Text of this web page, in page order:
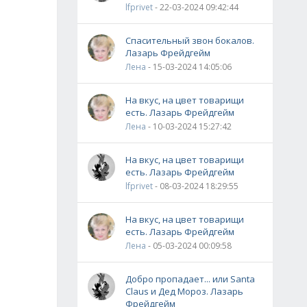
lfprivet- 22-03-2024 09:42:44
Спасительный звон бокалов.
Лазарь Фрейдгейм
Лена - 15-03-2024 14:05:06
На вкус, на цвет товарищи
есть. Лазарь Фрейдгейм
Лена - 10-03-2024 15:27:42
На вкус, на цвет товарищи
есть. Лазарь Фрейдгейм
lfprivet- 08-03-2024 18:29:55
На вкус, на цвет товарищи
есть. Лазарь Фрейдгейм
Лена - 05-03-2024 00:09:58
Добро пропадает... или Santa
Claus и Дед Мороз. Лазарь
Фрейдгейм